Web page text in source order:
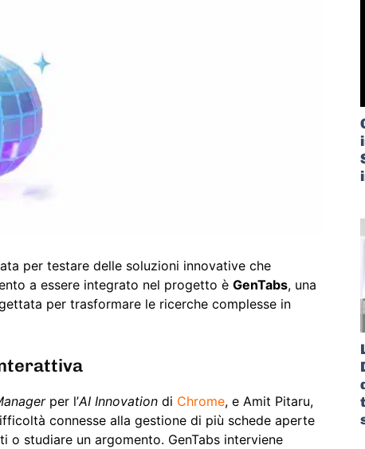
per testare delle soluzioni innovative che
a essere integrato nel progetto è GenTabs, una
per trasformare le ricerche complesse in
per l’AI Innovation di Chrome, e Amit Pitaru,
connesse alla gestione di più schede aperte
studiare un argomento. GenTabs interviene